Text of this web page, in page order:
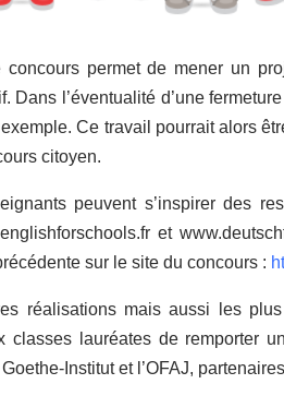
concours permet de mener un
Dans l’éventualité d’une
Ce travail pourrait alors
citoyen.
peuvent s’inspirer des
et
sur le site du concours :
réalisations mais aussi les
classes lauréates de remporter
Institut et l’OFAJ,